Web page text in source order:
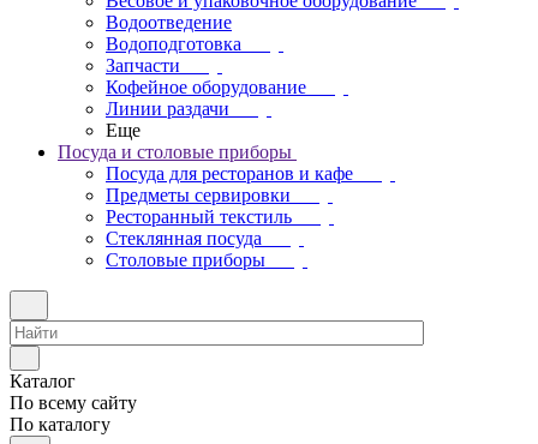
Водоотведение
Водоподготовка
Запчасти
Кофейное оборудование
Линии раздачи
Еще
Посуда и столовые приборы
Посуда для ресторанов и кафе
Предметы сервировки
Ресторанный текстиль
Стеклянная посуда
Столовые приборы
Каталог
По всему сайту
По каталогу